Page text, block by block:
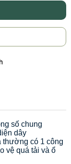
số chung
dây
thường có 1 công
vệ quá tải và ổ